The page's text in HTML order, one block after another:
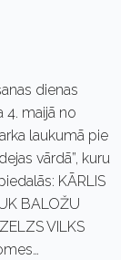
dienas
4. maijā no
laukumā pie
vārdā”, kuru
KĀRLIS
BALOŽU
VILKS